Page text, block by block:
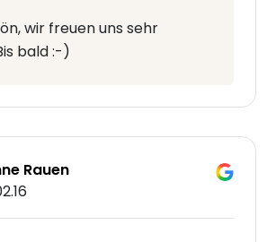
wir freuen uns sehr
bald :-)
Rauen